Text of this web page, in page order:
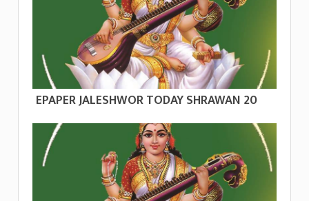
EPAPER JALESHWOR TODAY SHRAWAN 20